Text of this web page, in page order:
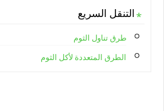
التنقل السريع
طرق تناول الثوم
الطرق المتعددة لأكل الثوم